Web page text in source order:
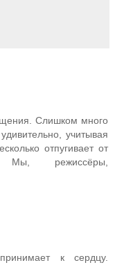
Слишком много
учитывая
отпугивает от
Мы, режиссёры,
к сердцу.